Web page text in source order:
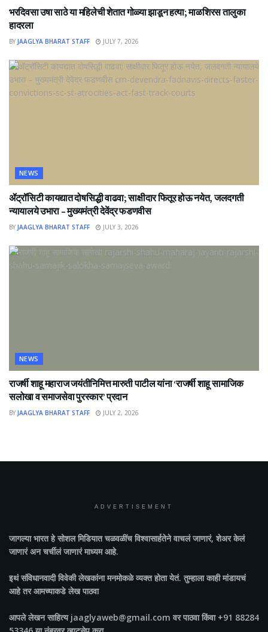
भरदिवसा उषा साठे या महिलेची शेतात गोळ्या झाडून हत्या; माळशिरस तालुका
हादरला
BY JAAGLYA BHARAT STAFF JULY 7, 2026
NEWS
ॲट्रॉसिटी कायद्यात दोषसिद्धी वाढवा; साक्षीदार फितूर होऊ नयेत, जलदगती
न्यायालये उभारा – मुख्यमंत्री देवेंद्र फडणवीस
BY JAAGLYA BHARAT STAFF JULY 3, 2026
NEWS
राजर्षी शाहू महाराज जयंतीनिमित्त मारुती पाटील यांना ‘राजर्षी शाहू सामाजिक
सलोखा व समाजसेवा पुरस्कार’ प्रदान
BY JAAGLYA BHARAT STAFF JULY 2, 2026
ADVERTISEMENT
जागल्या भारतहे सोशल मिडियात चळवळींच विश्वासार्हतेने वाचलं जाणारं, शेअर केलं
जाणारं अन चर्चीलं जाणारं माध्यम आहे.
इथं संविधानवादी विवेकी लेखकांना मनमोकळे व्यक्त होता येतं. तुम्हाला काही मांडायचं
आहे तर आमच्याकडे लेख पाठवा
आपले लेखन साहित्य jaaglyaweb@gmail.com वर पाठवा किंवा +91 88284